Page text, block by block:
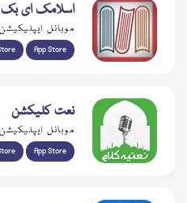
اسلامک ای بک
موبائل ایپلیکیشن
App Store
نعت کلیکشن
موبائل ایپلیکیشن
App Store